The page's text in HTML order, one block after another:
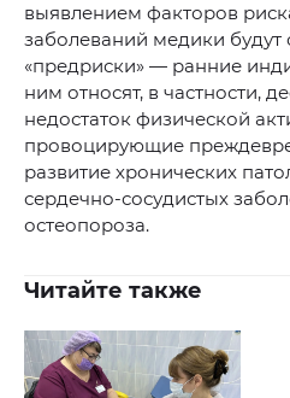
выявлением факторов
заболеваний медики будут
«предриски» — ранние
ним относят, в частности,
недостаток физической
провоцирующие
развитие хронических
сердечно‑сосудистых
остеопороза.
Читайте также